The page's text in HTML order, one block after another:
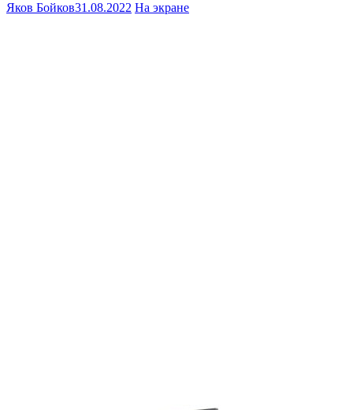
Яков Бойков31.08.2022 На экране